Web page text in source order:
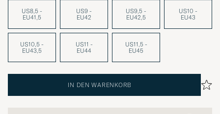
US8,5 -
EU41,5
US9 -
EU42
US9,5 -
EU42,5
US10 -
EU43
US10,5 -
EU43,5
US11 -
EU44
US11,5 -
EU45
IN DEN WARENKORB